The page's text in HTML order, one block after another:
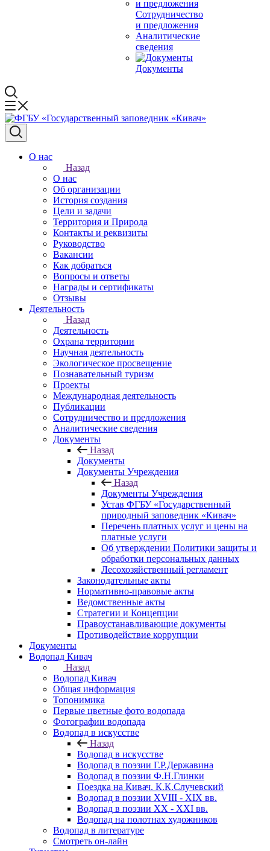
Сотрудничество
и предложения
Аналитические
сведения
Документы
О нас
Назад
О нас
Об организации
История создания
Цели и задачи
Территория и Природа
Контакты и реквизиты
Руководство
Вакансии
Как добраться
Вопросы и ответы
Награды и сертификаты
Отзывы
Деятельность
Назад
Деятельность
Охрана территории
Научная деятельность
Экологическое просвещение
Познавательный туризм
Проекты
Международная деятельность
Публикации
Сотрудничество и предложения
Аналитические сведения
Документы
Назад
Документы
Документы Учреждения
Назад
Документы Учреждения
Устав ФГБУ «Государственный
природный заповедник «Кивач»
Перечень платных услуг и цены на
платные услуги
Об утверждении Политики защиты и
обработки персональных данных
Лесохозяйственный регламент
Законодательные акты
Нормативно-правовые акты
Ведомственные акты
Стратегии и Концепции
Правоустанавливающие документы
Противодействие коррупции
Документы
Водопад Кивач
Назад
Водопад Кивач
Общая информация
Топонимика
Первые цветные фото водопада
Фотографии водопада
Водопад в искусстве
Назад
Водопад в искусстве
Водопад в поэзии Г.Р.Державина
Водопад в поэзии Ф.Н.Глинки
Поездка на Кивач. К.К.Случевский
Водопад в поэзии XVIII - XIX вв.
Водопад в поэзии XX - XXI вв.
Водопад на полотнах художников
Водопад в литературе
Смотреть он-лайн